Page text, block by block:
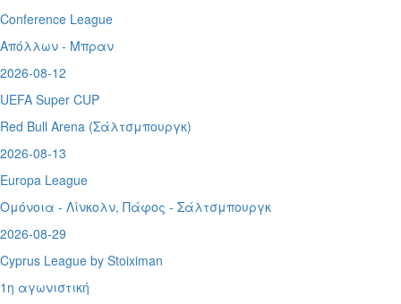
Conference League
Απόλλων - Μπραν
2026-08-12
UEFA Super CUP
Red Bull Arena (Σάλτσμπουργκ)
2026-08-13
Europa League
Ομόνοια - Λίνκολν, Πάφος - Σάλτσμπουργκ
2026-08-29
Cyprus League by Stoiximan
1η αγωνιστική